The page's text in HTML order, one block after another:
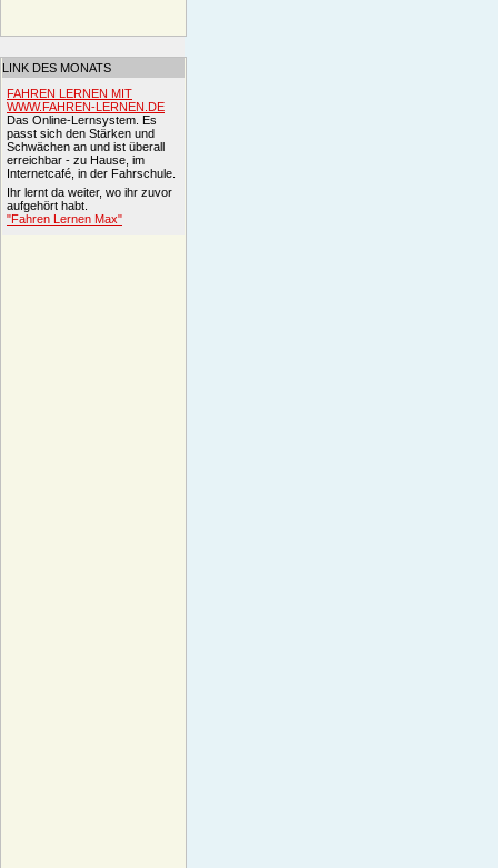
LINK DES MONATS
FAHREN LERNEN MIT
WWW.FAHREN-LERNEN.DE
Das Online-Lernsystem. Es
passt sich den Stärken und
Schwächen an und ist überall
erreichbar - zu Hause, im
Internetcafé, in der Fahrschule.
Ihr lernt da weiter, wo ihr zuvor
aufgehört habt.
"Fahren Lernen Max"